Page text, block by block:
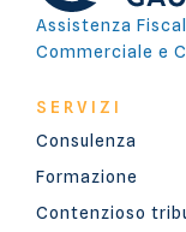
Assistenza
Commerciale e
SERVIZI
Consulenza
Formazione
Contenzioso